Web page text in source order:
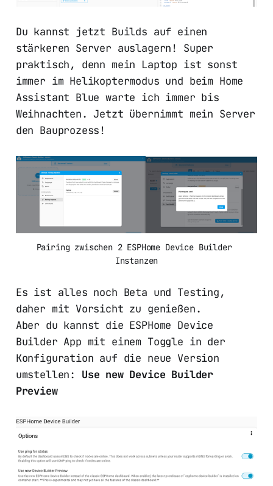
Du kannst jetzt Builds auf einen
stärkeren Server auslagern! Super
praktisch, denn mein Laptop ist sonst
immer im Helikoptermodus und beim Home
Assistant Blue warte ich immer bis
Weihnachten. Jetzt übernimmt mein Server
den Bauprozess!
Pairing zwischen 2 ESPHome Device Builder
Instanzen
Es ist alles noch Beta und Testing,
daher mit Vorsicht zu genießen.
Aber du kannst die ESPHome Device
Builder App mit einem Toggle in der
Konfiguration auf die neue Version
umstellen: Use new Device Builder
Preview